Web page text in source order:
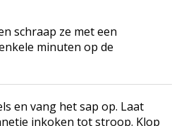
schraap ze met een
minuten op de
en vang het sap op. Laat
inkoken tot stroop. Klop